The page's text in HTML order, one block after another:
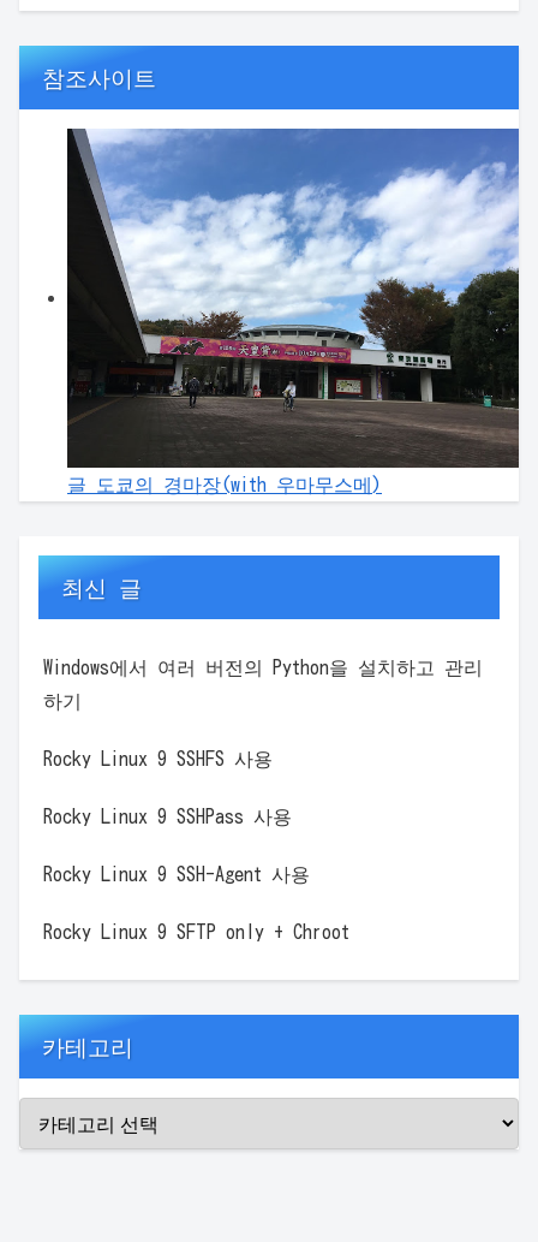
참조사이트
글 도쿄의 경마장(with 우마무스메)
최신 글
Windows에서 여러 버전의 Python을 설치하고 관리
하기
Rocky Linux 9 SSHFS 사용
Rocky Linux 9 SSHPass 사용
Rocky Linux 9 SSH-Agent 사용
Rocky Linux 9 SFTP only + Chroot
카테고리